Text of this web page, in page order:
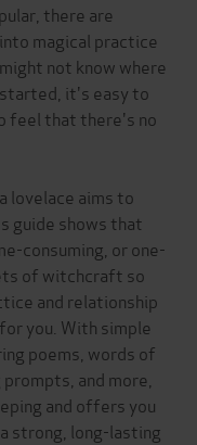
there are
magical practice
not know where
it's easy to
feel that there's no
lovelace aims to
guide shows that
consuming, or one-
of witchcraft so
and relationship
you. With simple
poems, words of
and more,
and offers you
strong, long-lasting